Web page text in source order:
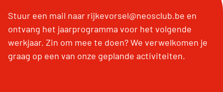
Stuur een mail naar rijkevorsel@neosclub.be en
ontvang het jaarprogramma voor het volgende
werkjaar. Zin om mee te doen? We verwelkomen je
graag op een van onze geplande activiteiten.